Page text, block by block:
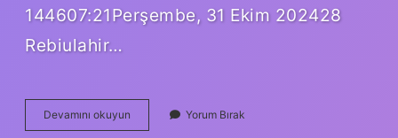
144607:21Perşembe, 31 Ekim 202428
Rebiulahir…
Devamını okuyun
Ezanı
Yorum Bırak